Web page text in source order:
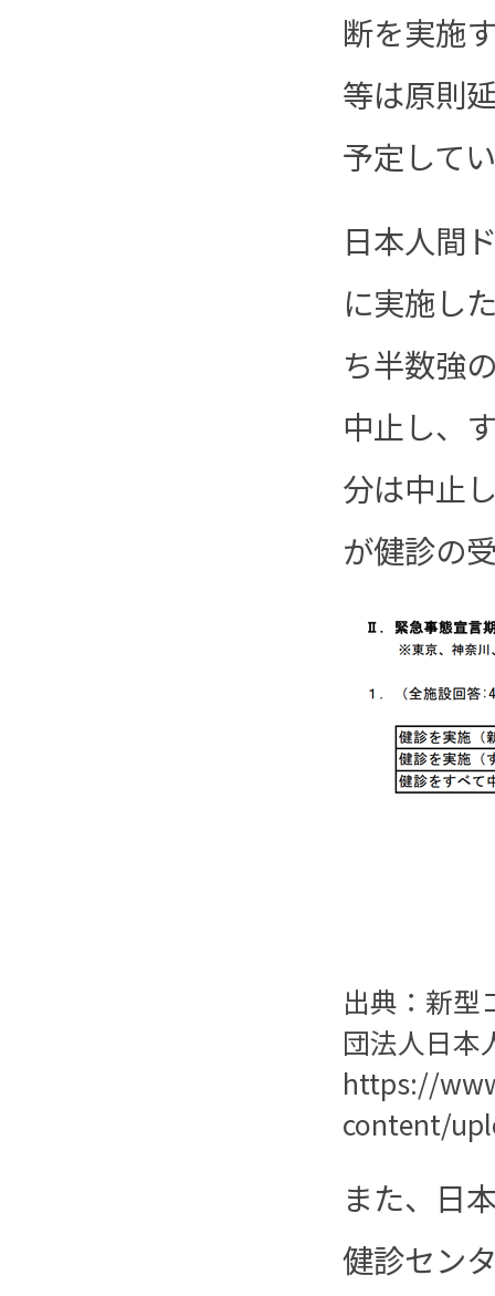
断を実施
等は原則
予定して
日本人間
に実施し
ち半数強
中止し、
分は中止
が健診の
出典：新型
団法人日本
https://
content/
また、日
健診セン